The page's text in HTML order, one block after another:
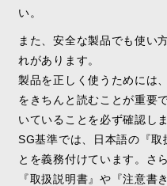
い。
また、安全な製品でも使い
れがあります。
製品を正しく使うためには
をきちんと読むことが重要
いていることを必ず確認し
SG基準では、日本語の『取
とを義務付けています。さ
『取扱説明書』や『注意書